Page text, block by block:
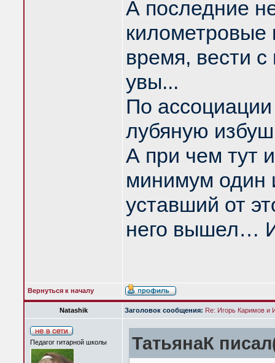
А последние
километровые
время, вести с
увы...
По
лубяную
А при чем тут
минимум один
уставший от
него вышел…
Вернуться к началу
Natashik Заголовок сообщения: Re: Игорь Каримов и
Педагог гитарной школы ТатьянаК